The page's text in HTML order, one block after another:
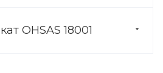
OHSAS 18001